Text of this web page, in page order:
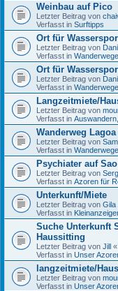
Weinbau auf Pico
Letzter Beitrag von
Verfasst in Surftipps
Ort für
Letzter Beitrag von
Verfasst in
Ort für
Letzter Beitrag von
Verfasst in
Langzeitmiete/
Letzter Beitrag von
Verfasst in
Wanderweg
Letzter Beitrag von Sam
Verfasst in
Psychiater auf
Letzter Beitrag von
Verfasst in Azoren für
Unterkunft/Miete
Letzter Beitrag von Gila
Verfasst in
Suche Unterkunft
Haussitting
Letzter Beitrag von Jill «
Verfasst in Unser
langzeitmiete/
Letzter Beitrag von
Verfasst in Unser